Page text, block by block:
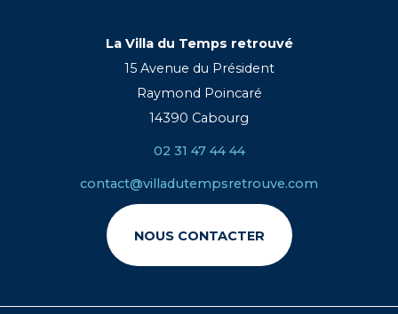
La Villa du Temps retrouvé
15 Avenue du Président
Raymond Poincaré
14390 Cabourg
02 31 47 44 44
contact@villadutempsretrouve.com
NOUS CONTACTER